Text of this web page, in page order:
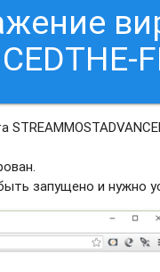
запущено и нужно